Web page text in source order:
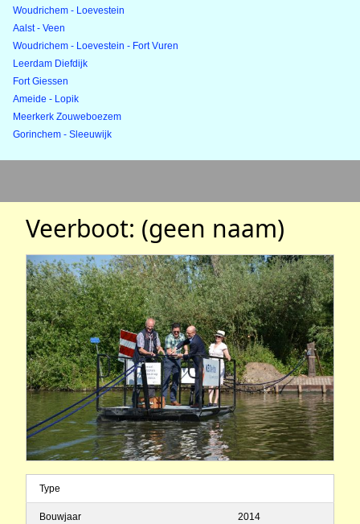
Woudrichem - Loevestein
Aalst - Veen
Woudrichem - Loevestein - Fort Vuren
Leerdam Diefdijk
Fort Giessen
Ameide - Lopik
Meerkerk Zouweboezem
Gorinchem - Sleeuwijk
Veerboot: (geen naam)
Type
Bouwjaar 2014